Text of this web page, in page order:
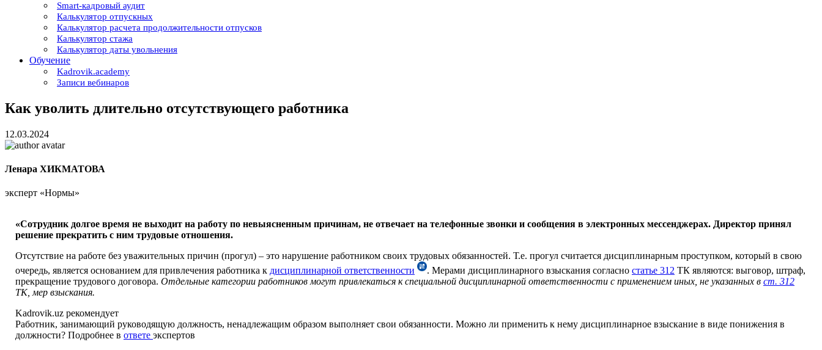
Smart-кадровый аудит
Калькулятор отпускных
Калькулятор расчета продолжительности отпусков
Калькулятор стажа
Калькулятор даты увольнения
Обучение
Kadrovik.academy
Записи вебинаров
Как уволить длительно отсутствующего работника
12.03.2024
Ленара ХИКМАТОВА
эксперт «Нормы»
«Сотрудник долгое время не выходит на работу по невыясненным причинам, не отвечает на телефонные звонки и сообщения в электронных мессенджерах. Директор принял
решение прекратить с ним трудовые отношения.
Отсутствие на работе без уважительных причин (прогул) – это нарушение работником своих трудовых обязанностей. Т.е. прогул считается дисциплинарным проступком, который в свою
очередь, является основанием для привлечения работника к дисциплинарной ответственности . Мерами дисциплинарного взыскания согласно статье 312 ТК являются: выговор, штраф,
прекращение трудового договора. Отдельные категории работников могут привлекаться к специальной дисциплинарной ответственности с применением иных, не указанных в ст. 312
ТК, мер взыскания.
Kadrovik.uz рекомендует
Работник, занимающий руководящую должность, ненадлежащим образом выполняет свои обязанности. Можно ли применить к нему дисциплинарное взыскание в виде понижения в
должности? Подробнее в ответе экспертов